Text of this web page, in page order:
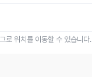
로 위치를 이동할 수 있습니다.